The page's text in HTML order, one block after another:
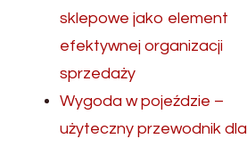
sklepowe jako element
efektywnej organizacji
sprzedaży
Wygoda w pojeździe –
użyteczny przewodnik dla